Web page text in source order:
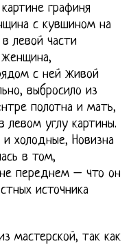
графиня
с кувшином на
левой части
женщина,
с ней живой
выбросило из
полотна и мать,
левом углу картины.
и холодные, Новизна
в том,
переднем – что он
источника
мастерской, так как